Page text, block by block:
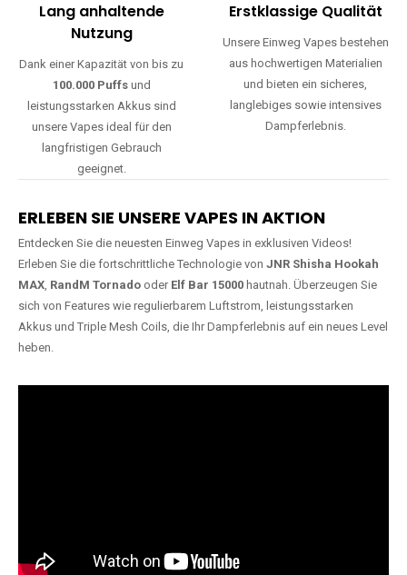
Lang anhaltende
Nutzung
Dank einer Kapazität von bis zu
100.000 Puffsund
leistungsstarken Akkus sind
unsere Vapes ideal für den
langfristigen Gebrauch
geeignet.
Erstklassige Qualität
Unsere Einweg Vapes bestehen
aus hochwertigen Materialien
und bieten ein sicheres,
langlebiges sowie intensives
Dampferlebnis.
ERLEBEN SIE UNSERE VAPES IN AKTION
Entdecken Sie die neuesten Einweg Vapes in exklusiven Videos!
Erleben Sie die fortschrittliche Technologie von JNR Shisha Hookah
MAX, RandM Tornado oder Elf Bar 15000 hautnah. Überzeugen Sie
sich von Features wie regulierbarem Luftstrom, leistungsstarken
Akkus und Triple Mesh Coils, die Ihr Dampferlebnis auf ein neues Level
heben.